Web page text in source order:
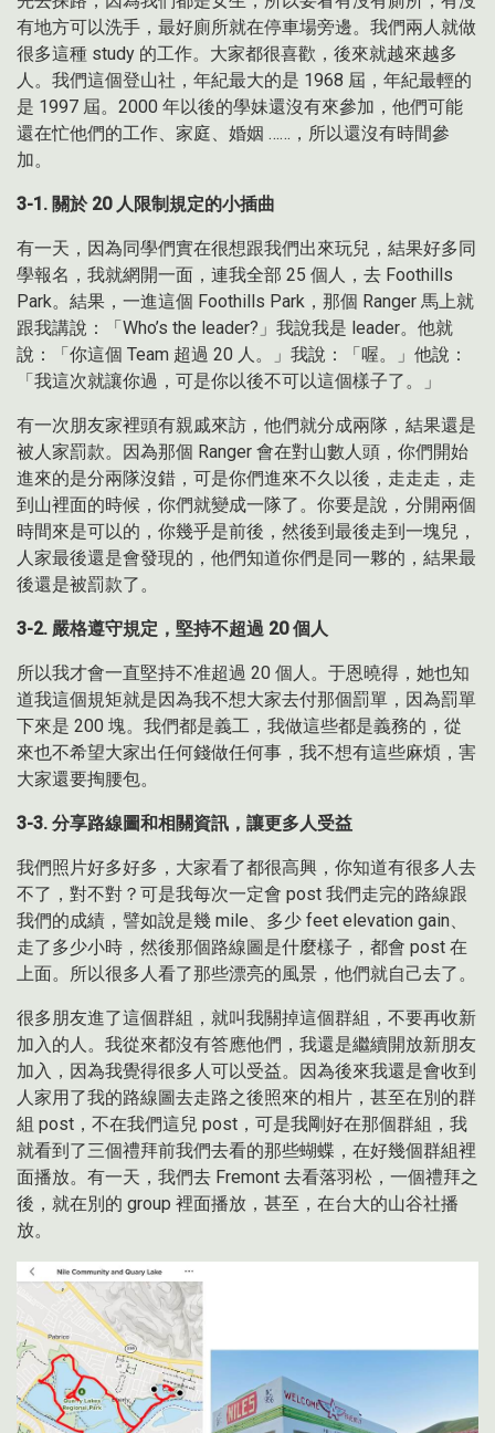
有地方可以洗手，最好廁所就在停車場旁邊。我們兩人就做
很多這種 study 的工作。大家都很喜歡，後來就越來越多
人。我們這個登山社，年紀最大的是 1968 屆，年紀最輕的
是 1997 屆。2000 年以後的學妹還沒有來參加，他們可能
還在忙他們的工作、家庭、婚姻 ……，所以還沒有時間參
加。
3-1. 關於20 人限制規定的小插曲
有一天，因為同學們實在很想跟我們出來玩兒，結果好多同
學報名，我就網開一面，連我全部 25 個人，去 Foothills
Park。結果，一進這個 Foothills Park，那個 Ranger 馬上就
跟我講說：「Who’s the leader?」我說我是 leader。他就
說：「你這個 Team 超過 20 人。」我說：「喔。」他說：
「我這次就讓你過，可是你以後不可以這個樣子了。」
有一次朋友家裡頭有親戚來訪，他們就分成兩隊，結果還是
被人家罰款。因為那個 Ranger 會在對山數人頭，你們開始
進來的是分兩隊沒錯，可是你們進來不久以後，走走走，走
到山裡面的時候，你們就變成一隊了。你要是說，分開兩個
時間來是可以的，你幾乎是前後，然後到最後走到一塊兒，
人家最後還是會發現的，他們知道你們是同一夥的，結果最
後還是被罰款了。
3-2. 嚴格遵守規定，堅持不超過 20個人
所以我才會一直堅持不准超過 20 個人。于恩曉得，她也知
道我這個規矩就是因為我不想大家去付那個罰單，因為罰單
下來是 200 塊。我們都是義工，我做這些都是義務的，從
來也不希望大家出任何錢做任何事，我不想有這些麻煩，害
大家還要掏腰包。
3-3. 分享路線圖和相關資訊，讓更多人受益
我們照片好多好多，大家看了都很高興，你知道有很多人去
不了，對不對？可是我每次一定會 post 我們走完的路線跟
我們的成績，譬如說是幾 mile、多少 feet elevation gain、
走了多少小時，然後那個路線圖是什麼樣子，都會 post 在
上面。所以很多人看了那些漂亮的風景，他們就自己去了。
很多朋友進了這個群組，就叫我關掉這個群組，不要再收新
加入的人。我從來都沒有答應他們，我還是繼續開放新朋友
加入，因為我覺得很多人可以受益。因為後來我還是會收到
人家用了我的路線圖去走路之後照來的相片，甚至在別的群
組 post，不在我們這兒 post，可是我剛好在那個群組，我
就看到了三個禮拜前我們去看的那些蝴蝶，在好幾個群組裡
面播放。有一天，我們去 Fremont 去看落羽松，一個禮拜之
後，就在別的 group 裡面播放，甚至，在台大的山谷社播
放。